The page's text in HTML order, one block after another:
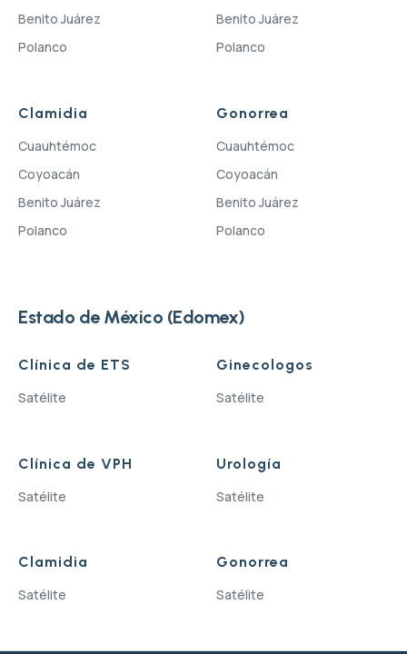
Benito Juárez
Polanco
Benito Juárez
Polanco
Clamidia
Cuauhtémoc
Coyoacán
Benito Juárez
Polanco
Gonorrea
Cuauhtémoc
Coyoacán
Benito Juárez
Polanco
Estado de México (Edomex)
Clínica de ETS
Satélite
Ginecologos
Satélite
Clínica de VPH
Satélite
Urología
Satélite
Clamidia
Satélite
Gonorrea
Satélite